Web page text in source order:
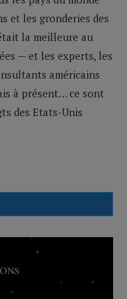
et les gronderies des
la meilleure au
— et les experts, les
américains
à présent… ce sont
des Etats-Unis